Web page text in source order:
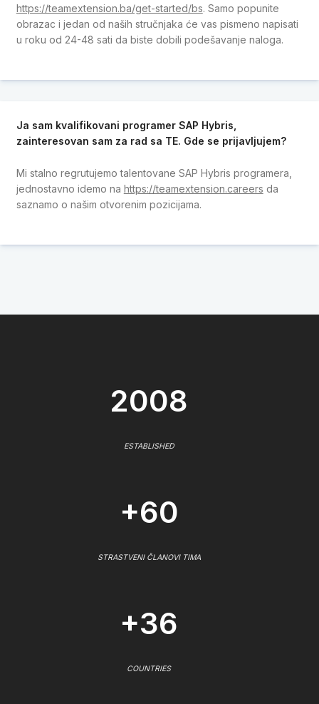
https://teamextension.ba/get-started/bs. Samo popunite
obrazac i jedan od naših stručnjaka će vas pismeno napisati
u roku od 24-48 sati da biste dobili podešavanje naloga.
Ja sam kvalifikovani programer SAP Hybris,
zainteresovan sam za rad sa TE. Gde se prijavljujem?
Mi stalno regrutujemo talentovane SAP Hybris programera,
jednostavno idemo na https://teamextension.careers da
saznamo o našim otvorenim pozicijama.
2008
ESTABLISHED
+60
STRASTVENI ČLANOVI TIMA
+36
COUNTRIES